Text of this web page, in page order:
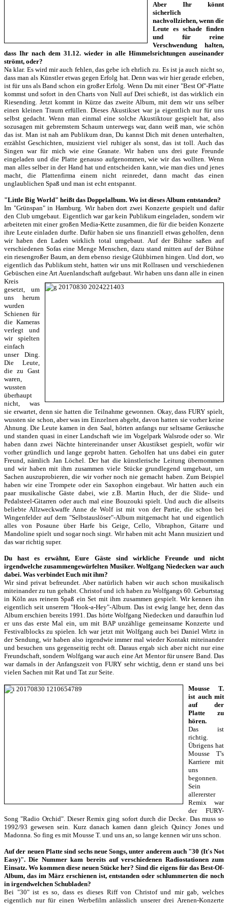
Aber Ihr könnt
sicherlich
nachvollziehen, wenn die
Leute es schade finden
und für reine
Verschwendung halten,
dass Ihr nach dem 31.12. wieder in alle Himmelsrichtungen auseinander
strömt, oder?
Na klar. Es wird mir auch fehlen, das gebe ich ehrlich zu. Es ist ja auch nicht so,
dass man als Künstler etwas gegen Erfolg hat. Denn was wir hier gerade erleben,
ist für uns als Band schon ein großer Erfolg. Wenn Du mit einer "Best Of"-Platte
kommst und sofort in den Charts von Null auf Drei schießt, ist das wirklich ein
Riesending. Jetzt kommt in Kürze das zweite Album, mit dem wir uns selber
einen kleinen Traum erfüllen. Dieses Akustikset war ja eigentlich nur für uns
selbst gedacht. Wenn man einmal eine solche Akustiktour gespielt hat, also
sozusagen mit gebremstem Schaum unterwegs war, dann weiß man, wie schön
das ist. Man ist nah am Publikum dran, Du kannst Dich mit denen unterhalten,
erzählst Geschichten, musizierst viel ruhiger als sonst, das ist toll. Auch das
Singen war für mich wie eine Granate. Wir haben uns drei gute Freunde
eingeladen und die Platte genauso aufgenommen, wie wir das wollten. Wenn
man alles selber in der Hand hat und entscheiden kann, wie man dies und jenes
macht, die Plattenfirma einem nicht reinredet, dann macht das einen
unglaublichen Spaß und man ist echt entspannt.
"Little Big World" heißt das Doppelalbum. Wo ist dieses Album entstanden?
Im "Grünspan" in Hamburg. Wir haben dort zwei Konzerte gespielt und dafür
den Club umgebaut. Eigentlich war gar kein Publikum eingeladen, sondern wir
arbeiteten mit einer großen Media-Kette zusammen, die für die beiden Konzerte
ihre Leute einladen durfte. Dafür haben sie uns finanziell etwas geholfen, denn
wir haben den Laden wirklich total umgebaut. Auf der Bühne saßen auf
verschiedenen Sofas eine Menge Menschen, dazu stand mitten auf der Bühne
ein riesengroßer Baum, an dem ebenso riesige Glühbirnen hingen. Und dort, wo
eigentlich das Publikum steht, hatten wir uns mit Rollrasen und verschiedenen
Gebüschen eine Art Auenlandschaft aufgebaut. Wir haben uns dann alle in einen
Kreis
gesetzt, um
uns herum
wurden
Schienen für
die Kameras
verlegt und
wir spielten
einfach
unser Ding.
Die Leute,
die zu Gast
waren,
wussten
überhaupt
nicht, was
sie erwartet, denn sie hatten die Teilnahme gewonnen. Okay, dass FURY spielt,
wussten sie schon, aber was im Einzelnen abgeht, davon hatten sie vorher keine
Ahnung. Die Leute kamen in den Saal, hörten anfangs nur seltsame Geräusche
und standen quasi in einer Landschaft wie im Vogelpark Walsrode oder so. Wir
haben dann zwei Nächte hintereinander unser Akustikset gespielt, wofür wir
vorher gründlich und lange geprobt hatten. Geholfen hat uns dabei ein guter
Freund, nämlich Jan Löchel. Der hat die künstlerische Leitung übernommen
und wir haben mit ihm zusammen viele Stücke grundlegend umgebaut, um
Sachen auszuprobieren, die wir vorher noch nie gemacht haben. Zum Beispiel
haben wir eine Trompete oder ein Saxophon eingebaut. Wir hatten auch ein
paar musikalische Gäste dabei, wie z.B. Martin Huch, der die Slide- und
Pedalsteel-Gitarren oder auch mal eine Bouzouki spielt. Und auch die allseits
beliebte Allzweckwaffe Anne de Wolf ist mit von der Partie, die schon bei
Wingenfelder auf dem "Selbstauslöser"-Album mitgemacht hat und eigentlich
alles von Posaune über Harfe bis Geige, Cello, Vibraphon, Gitarre und
Mandoline spielt und sogar noch singt. Wir haben mit acht Mann musiziert und
das war richtig super.
Du hast es erwähnt, Eure Gäste sind wirkliche Freunde und nicht
irgendwelche zusammengewürfelten Musiker. Wolfgang Niedecken war auch
dabei. Was verbindet Euch mit ihm?
Wir sind privat befreundet. Aber natürlich haben wir auch schon musikalisch
miteinander zu tun gehabt. Christof und ich haben zu Wolfgangs 60. Geburtstag
in Köln aus reinem Spaß ein Set mit ihm zusammen gespielt. Wir kennen ihn
eigentlich seit unserem "Hook-a-Hey"-Album. Das ist ewig lange her, denn das
Album erschien bereits 1991. Das hörte Wolfgang Niedecken und daraufhin lud
er uns das erste Mal ein, um mit BAP unzählige gemeinsame Konzerte und
Festivalblocks zu spielen. Ich war jetzt mit Wolfgang auch bei Daniel Wirtz in
der Sendung, wir haben also irgendwie immer mal wieder Kontakt miteinander
und besuchen uns gegenseitig recht oft. Daraus ergab sich aber nicht nur eine
Freundschaft, sondern Wolfgang war auch eine Art Mentor für unsere Band. Das
war damals in der Anfangszeit von FURY sehr wichtig, denn er stand uns bei
vielen Sachen mit Rat und Tat zur Seite.
Mousse T.
ist auch mit
auf der
Platte zu
hören.
Das ist
richtig.
Übrigens hat
Mousse T's
Karriere mit
uns
begonnen.
Sein
allererster
Remix war
der FURY-
Song "Radio Orchid". Dieser Remix ging sofort durch die Decke. Das muss so
1992/93 gewesen sein. Kurz danach kamen dann gleich Quincy Jones und
Madonna. So fing es mit Mousse T. und uns an, so lange kennen wir uns schon.
Auf der neuen Platte sind sechs neue Songs, unter anderem auch "30 (It's Not
Easy)". Die Nummer kam bereits auf verschiedenen Radiostationen zum
Einsatz. Wo kommen diese neuen Stücke her? Sind die eigens für das Best-Of-
Album, das im März erschienen ist, entstanden oder schlummerten die noch
in irgendwelchen Schubladen?
Bei "30" ist es so, dass es dieses Riff von Christof und mir gab, welches
eigentlich nur für einen Werbefilm anlässlich unserer drei Arenen-Konzerte